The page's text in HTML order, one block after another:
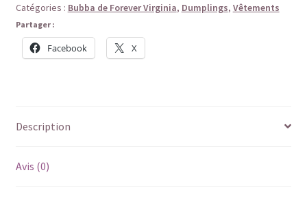
Catégories : Bubba de Forever Virginia, Dumplings, Vêtements
Partager :
Facebook X
Description
Avis (0)